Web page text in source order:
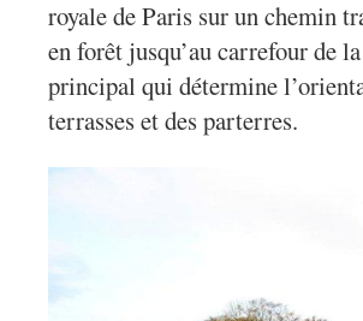
royale de Paris sur un chemin
en forêt jusqu’au carrefour de
principal qui détermine
terrasses et des parterres.